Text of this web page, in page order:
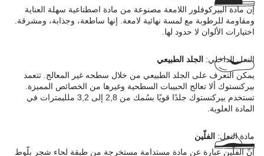
إن مادة البيركوفلور اللامعة مصنوعة من مادة اصطناعية سهلة العناية
ومقاومة للرطوبة مع لمسة نهائية لامعة. إنها ساطعة، وجذابة، ومشرقة.
اختيارات الألوان لا حدود لها.
النعل الداخلي: الجلد الطبيعي
يمكن التعرف على الجلد الطبيعي من خلال سطحه غير المعالج. تتعمد
بيركنستوك ألا تعالج الحبيبات السطحية وغيرها من الخصائص المميزة.
تستخدم بيركنستوك جلدًا قويًا بسُمك من 2,8 إلى 3,2 ملليمترات في
المادة العلوية.
مادة النعل: الفلّين
إنّ الفلّين عبارة عن مادة مستدامة مستخرجة من طبقة لحاء شجر بلّوط